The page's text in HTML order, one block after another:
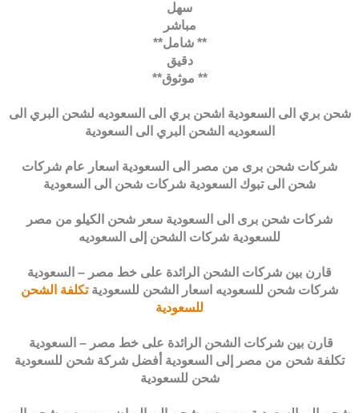
سهل
مباشر
** شامل**
دقيق
** موثوق**
شحن بري الى السعودية اشحن بري الى السعوديه لشحن البري الى
السعوديه الشحن البري الى السعودية
شركات شحن برى من مصر الى السعودية اسعار عام شركات
شحن الى تبوك السعودية شركات شحن الى السعودية
شركات شحن برى الى السعودية سعر شحن الكيلو من مصر
للسعودية شركات الشحن إلى السعوديه
قارن بين شركات الشحن الرائدة على خط مصر – السعودية
شركات شحن للسعوديه اسعار الشحن للسعوديةتكلفة الشحن
للسعودية
قارن بين شركات الشحن الرائدة على خط مصر – السعودية
تكلفة شحن من مصر إلى السعودية أفضل شركة شحن للسعودية
شحن للسعودية